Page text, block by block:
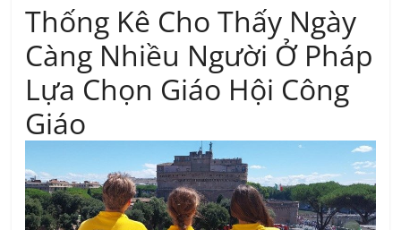
Thống Kê Cho Thấy Ngày
Càng Nhiều Người Ở Pháp
Lựa Chọn Giáo Hội Công
Giáo